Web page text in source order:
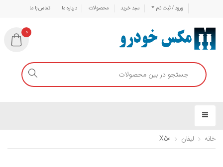
ورود / ثبت نام سبد خرید محصولات درباره ما تماس با ما
0
خانه لیفان